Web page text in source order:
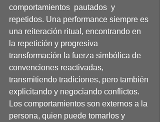
comportamientos  pautados  y
repetidos. Una performance siempre es
una reiteración ritual, encontrando en
la repetición y progresiva
transformación la fuerza simbólica de
convenciones reactivadas,
transmitiendo tradiciones, pero también
explicitando y negociando conflictos.
Los comportamientos son externos a la
persona, quien puede tomarlos y